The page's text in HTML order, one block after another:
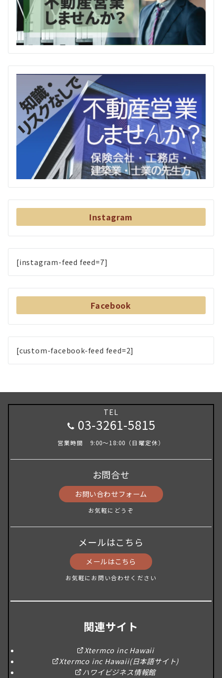
Instagram
[instagram-feed feed=7]
Facebook
[custom-facebook-feed feed=2]
TEL
03-3261-5815
営業時間 9:00～18:00（日曜定休）
お問合せ
お問い合わせフォーム
お気軽にどうぞ
メールはこちら
メールはこちら
お気軽にお問い合わせください
関連サイト
Xtermco inc Hawaii
Xtermco inc Hawaii(日本語サイト)
ハワイビジネス情報館